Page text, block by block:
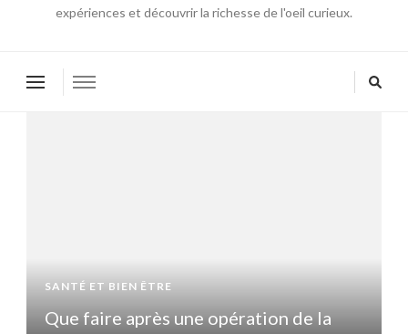
expériences et découvrir la richesse de l'oeil curieux.
SANTÉ ET BIEN ÊTRE
Que faire après une opération de la